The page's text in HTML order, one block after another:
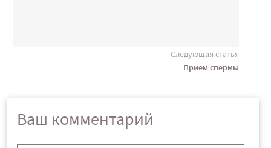
Следующая статья
Прием спермы
Ваш комментарий